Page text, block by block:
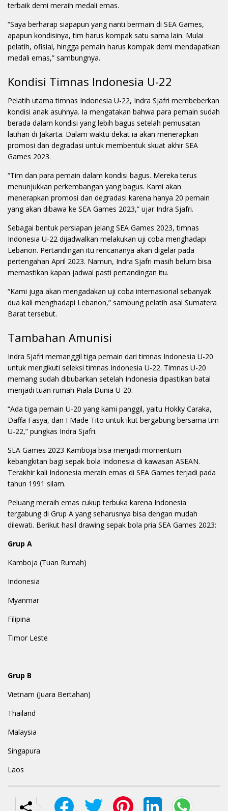
terbaik demi meraih medali emas.
“Saya berharap siapapun yang nanti bermain di SEA Games,
apapun kondisinya, tim harus kompak satu sama lain. Mulai
pelatih, ofisial, hingga pemain harus kompak demi mendapatkan
medali emas,” sambungnya.
Kondisi Timnas Indonesia U-22
Pelatih utama timnas Indonesia U-22, Indra Sjafri membeberkan
kondisi anak asuhnya. Ia mengatakan bahwa para pemain sudah
berada dalam kondisi yang lebih bagus setelah pemusatan
latihan di Jakarta. Dalam waktu dekat ia akan menerapkan
promosi dan degradasi untuk membentuk skuat akhir SEA
Games 2023.
“Tim dan para pemain dalam kondisi bagus. Mereka terus
menunjukkan perkembangan yang bagus. Kami akan
menerapkan promosi dan degradasi karena hanya 20 pemain
yang akan dibawa ke SEA Games 2023,” ujar Indra Sjafri.
Sebagai bentuk persiapan jelang SEA Games 2023, timnas
Indonesia U-22 dijadwalkan melakukan uji coba menghadapi
Lebanon. Pertandingan itu rencananya akan digelar pada
pertengahan April 2023. Namun, Indra Sjafri masih belum bisa
memastikan kapan jadwal pasti pertandingan itu.
“Kami juga akan mengadakan uji coba internasional sebanyak
dua kali menghadapi Lebanon,” sambung pelatih asal Sumatera
Barat tersebut.
Tambahan Amunisi
Indra Sjafri memanggil tiga pemain dari timnas Indonesia U-20
untuk mengikuti seleksi timnas Indonesia U-22. Timnas U-20
memang sudah dibubarkan setelah Indonesia dipastikan batal
menjadi tuan rumah Piala Dunia U-20.
“Ada tiga pemain U-20 yang kami panggil, yaitu Hokky Caraka,
Daffa Fasya, dan I Made Tito untuk ikut bergabung bersama tim
U-22,” pungkas Indra Sjafri.
SEA Games 2023 Kamboja bisa menjadi momentum
kebangkitan bagi sepak bola Indonesia di kawasan ASEAN.
Terakhir kali Indonesia meraih emas di SEA Games terjadi pada
tahun 1991 silam.
Peluang meraih emas cukup terbuka karena Indonesia
tergabung di Grup A yang seharusnya bisa dengan mudah
dilewati. Berikut hasil drawing sepak bola pria SEA Games 2023:
Grup A
Kamboja (Tuan Rumah)
Indonesia
Myanmar
Filipina
Timor Leste
Grup B
Vietnam (Juara Bertahan)
Thailand
Malaysia
Singapura
Laos